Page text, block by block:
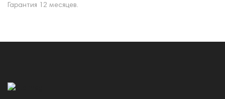
Гарантия 12 месяцев.